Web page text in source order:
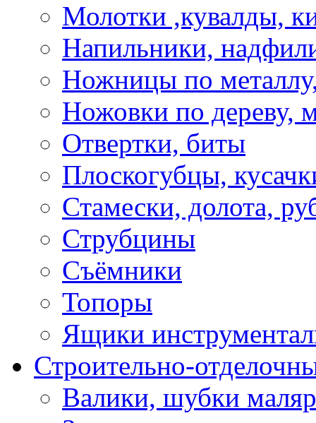
Молотки ,кувалды,
Напильники,
Ножницы по
Ножовки по дереву,
Отвертки, биты
Плоскогубцы,
Стамески, долота,
Струбцины
Съёмники
Топоры
Ящики
Строительно-
Валики, шубки